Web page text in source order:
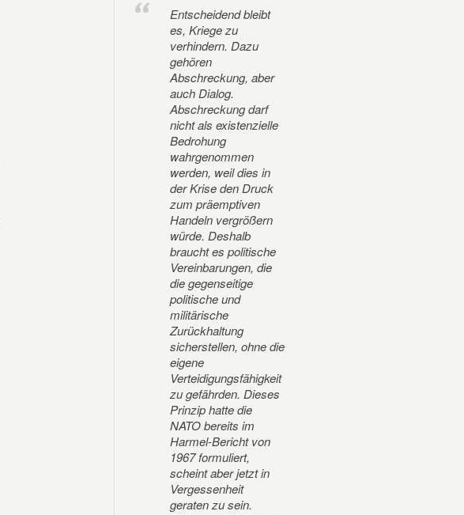
Entscheidend bleibt
es, Kriege zu
verhindern. Dazu
gehören
Abschreckung, aber
auch Dialog.
Abschreckung darf
nicht als existenzielle
Bedrohung
wahrgenommen
werden, weil dies in
der Krise den Druck
zum präemptiven
Handeln vergrößern
würde. Deshalb
braucht es politische
Vereinbarungen, die
die gegenseitige
politische und
militärische
Zurückhaltung
sicherstellen, ohne die
eigene
Verteidigungsfähigkeit
zu gefährden. Dieses
Prinzip hatte die
NATO bereits im
Harmel-Bericht von
1967 formuliert,
scheint aber jetzt in
Vergessenheit
geraten zu sein.